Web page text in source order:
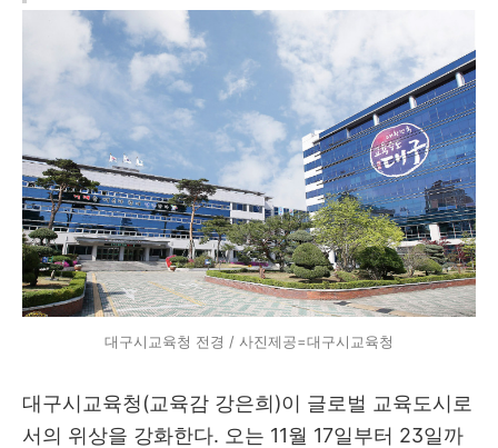
대구시교육청 전경 / 사진제공=대구시교육청
대구시교육청(교육감 강은희)이 글로벌 교육도시로
서의 위상을 강화한다. 오는 11월 17일부터 23일까